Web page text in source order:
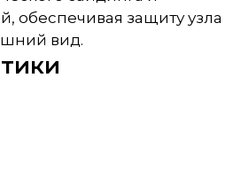
обеспечивая защиту узла
вид.